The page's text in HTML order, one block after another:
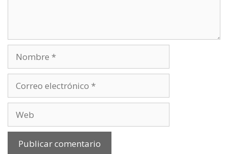
electrónico